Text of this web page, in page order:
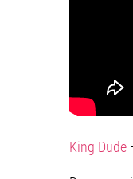
King Dude